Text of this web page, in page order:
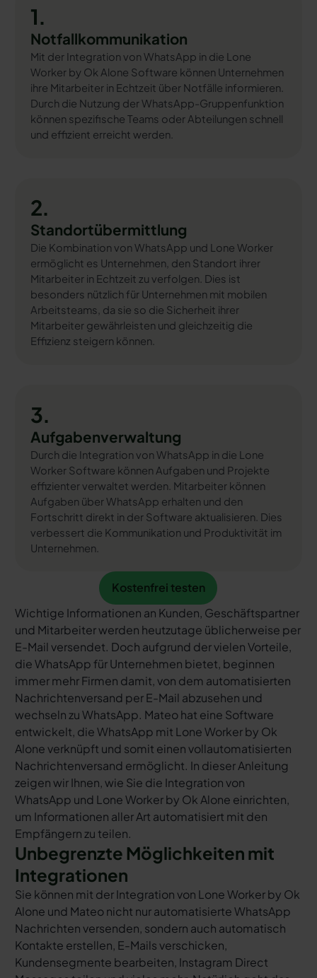
1.
Notfallkommunikation
Mit der Integration von WhatsApp in die Lone
Worker by Ok Alone Software können Unternehmen
ihre Mitarbeiter in Echtzeit über Notfälle informieren.
Durch die Nutzung der WhatsApp-Gruppenfunktion
können spezifische Teams oder Abteilungen schnell
und effizient erreicht werden.
2.
Standortübermittlung
Die Kombination von WhatsApp und Lone Worker
ermöglicht es Unternehmen, den Standort ihrer
Mitarbeiter in Echtzeit zu verfolgen. Dies ist
besonders nützlich für Unternehmen mit mobilen
Arbeitsteams, da sie so die Sicherheit ihrer
Mitarbeiter gewährleisten und gleichzeitig die
Effizienz steigern können.
3.
Aufgabenverwaltung
Durch die Integration von WhatsApp in die Lone
Worker Software können Aufgaben und Projekte
effizienter verwaltet werden. Mitarbeiter können
Aufgaben über WhatsApp erhalten und den
Fortschritt direkt in der Software aktualisieren. Dies
verbessert die Kommunikation und Produktivität im
Unternehmen.
Kostenfrei testen
Kostenfrei testen
Wichtige Informationen an Kunden, Geschäftspartner
und Mitarbeiter werden heutzutage üblicherweise per
E-Mail versendet. Doch aufgrund der vielen Vorteile,
die WhatsApp für Unternehmen bietet, beginnen
immer mehr Firmen damit, von dem automatisierten
Nachrichtenversand per E-Mail abzusehen und
wechseln zu WhatsApp. Mateo hat eine Software
entwickelt, die WhatsApp mit Lone Worker by Ok
Alone verknüpft und somit einen vollautomatisierten
Nachrichtenversand ermöglicht. In dieser Anleitung
zeigen wir Ihnen, wie Sie die Integration von
WhatsApp und Lone Worker by Ok Alone einrichten,
um Informationen aller Art automatisiert mit den
Empfängern zu teilen.
Unbegrenzte Möglichkeiten mit
Integrationen
Sie können mit der Integration von Lone Worker by Ok
Alone und Mateo nicht nur automatisierte WhatsApp
Nachrichten versenden, sondern auch automatisch
Kontakte erstellen, E-Mails verschicken,
Kundensegmente bearbeiten, Instagram Direct